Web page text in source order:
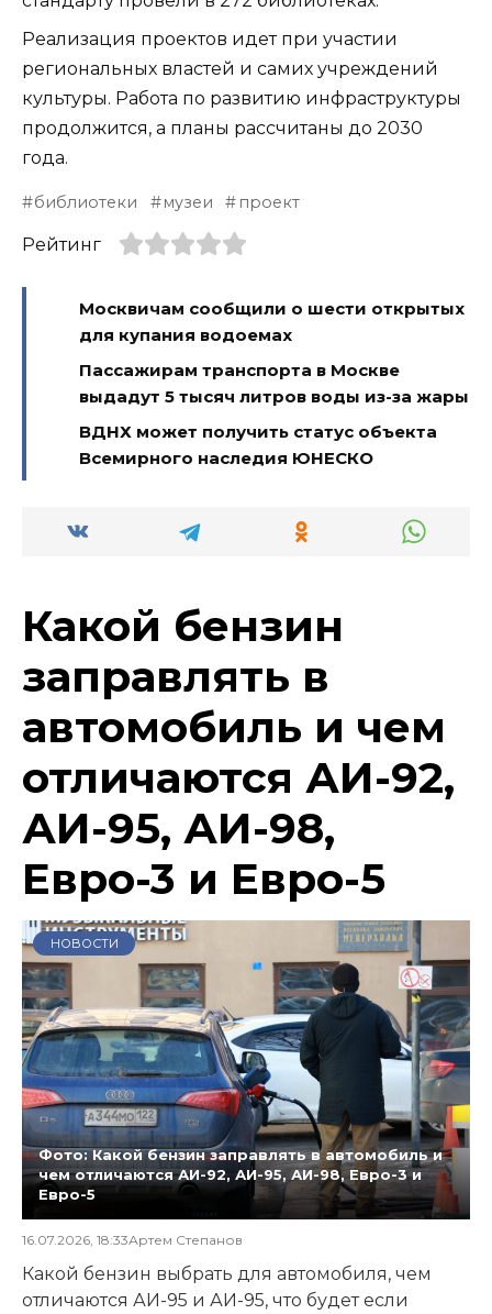
Реализация проектов идет при участии
региональных властей и самих учреждений
культуры. Работа по развитию инфраструктуры
продолжится, а планы рассчитаны до 2030
года.
библиотеки музеи проект
Рейтинг
Москвичам сообщили о шести открытых
для купания водоемах
Пассажирам транспорта в Москве
выдадут 5 тысяч литров воды из-за жары
ВДНХ может получить статус объекта
Всемирного наследия ЮНЕСКО
Какой бензин
заправлять в
автомобиль и чем
отличаются АИ-92,
АИ-95, АИ-98,
Евро-3 и Евро-5
НОВОСТИ
Фото: Какой бензин заправлять в автомобиль и
чем отличаются АИ-92, АИ-95, АИ-98, Евро-3 и
Евро-5
16.07.2026, 18:33Артем Степанов
Какой бензин выбрать для автомобиля, чем
отличаются АИ-95 и АИ-95, что будет если